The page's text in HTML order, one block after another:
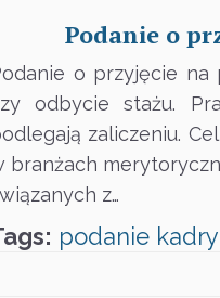
Podanie o
o przyjęcie na
odbycie stażu.
zaliczeniu.
branżach
z…
podanie kadry